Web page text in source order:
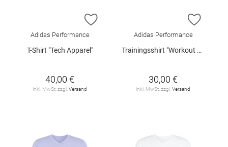
ZUR WUNSCHLISTE HINZUFÜGEN
Adidas Performance
T-Shirt "Tech Apparel"
40,00 €
inkl. MwSt. zzgl.Versand
ZUR
Adidas Performance
Trainingsshirt "Workout Feelready"
30,00 €
inkl. MwSt. zzgl.Versand